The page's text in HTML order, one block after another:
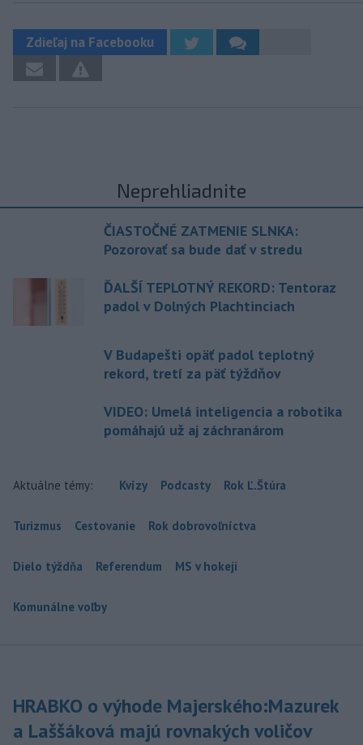
Zdieľaj na Facebooku
Neprehliadnite
ČIASTOČNÉ ZATMENIE SLNKA:
Pozorovať sa bude dať v stredu
ĎALŠÍ TEPLOTNÝ REKORD: Tentoraz
padol v Dolných Plachtinciach
V Budapešti opäť padol teplotný
rekord, tretí za päť týždňov
VIDEO: Umelá inteligencia a robotika
pomáhajú už aj záchranárom
Aktuálne témy: Kvízy Podcasty Rok Ľ.Štúra
Turizmus Cestovanie Rok dobrovoľníctva
Dielo týždňa Referendum MS v hokeji
Komunálne voľby
HRABKO o výhode Majerského:Mazurek
a Laššáková majú rovnakých voličov